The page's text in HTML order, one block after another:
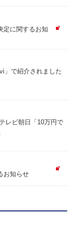
定に関するお知
」で紹介されました
レビ朝日「10万円で
お知らせ